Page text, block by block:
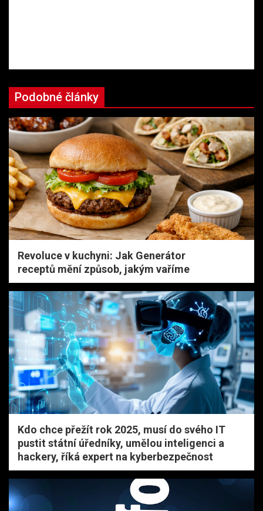
Podobné články
Revoluce v kuchyni: Jak Generátor
receptů mění způsob, jakým vaříme
Kdo chce přežít rok 2025, musí do svého IT
pustit státní úředníky, umělou inteligenci a
hackery, říká expert na kyberbezpečnost